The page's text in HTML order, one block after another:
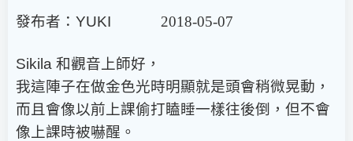
發布者： YUKI 2018-05-07
Sikila 和觀音上師好，
我這陣子在做金色光時明顯就是頭會稍微晃動，
而且會像以前上課偷打瞌睡一樣往後倒，但不會
像上課時被嚇醒。